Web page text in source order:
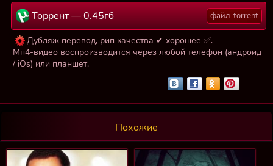
Торрент — 0.45гб файл .torrent
Дубляж перевод, рип качества ✔ хорошее ✅.
Мп4-видео воспроизводится через любой телефон (андроид
/ iOs) или планшет.
Похожие